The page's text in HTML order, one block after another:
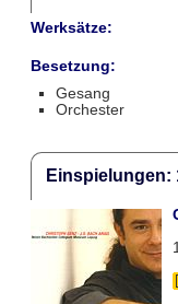
Werksätze:
Besetzung:
Gesang
Orchester
Einspielungen: